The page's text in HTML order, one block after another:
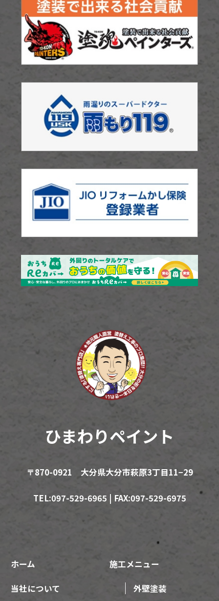
ひまわりペイント
〒870-0921 大分県大分市萩原3丁目11−29
TEL:097-529-6965 | FAX:097-529-6975
ホーム
当社について
施工メニュー
外壁塗装